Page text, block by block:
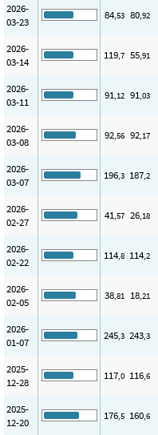
2026-
03-23
84,53 80,92
2026-
03-14
119,7 55,91
2026-
03-11
91,12 91,03
2026-
03-08
92,56 92,17
2026-
03-07
196,3 187,2
2026-
02-27
41,57 26,18
2026-
02-22
114,8 114,2
2026-
02-05
38,81 18,21
2026-
01-07
245,3 243,3
2025-
12-28
117,0 116,6
2025-
12-20
176,5 160,6